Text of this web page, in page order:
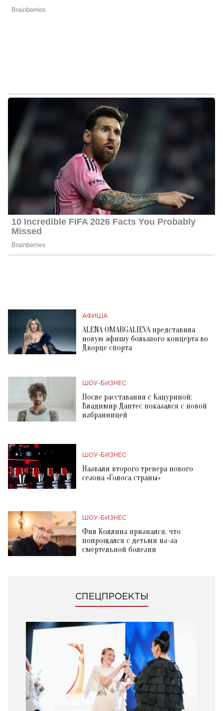
АФИША
ALENA OMARGALIEVA представила
новую афишу большого концерта во
Дворце спорта
ШОУ-БИЗНЕС
После расставания с Кацуриной:
Владимир Дантес показался с новой
избранницей
ШОУ-БИЗНЕС
Назвали второго тренера нового
сезона «Голоса страны»
ШОУ-БИЗНЕС
Фил Коллинз признался, что
попрощался с детьми из-за
смертельной болезни
СПЕЦПРОЕКТЫ